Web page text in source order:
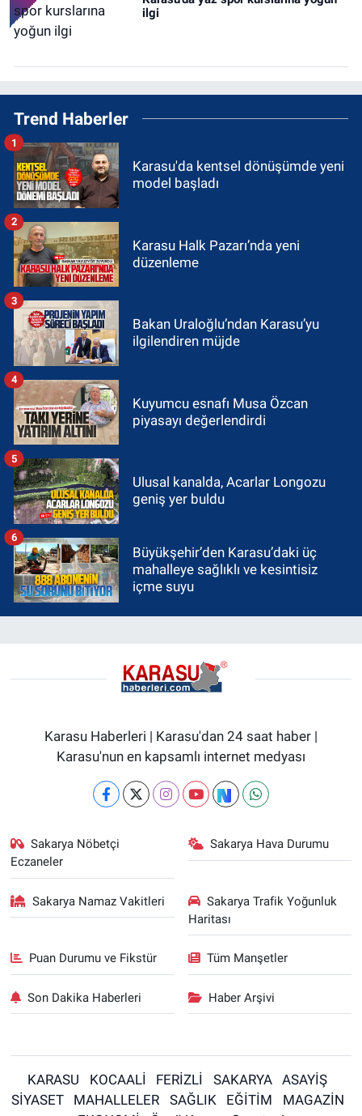
ilgi
Trend Haberler
Karasu'da kentsel dönüşümde yeni
model başladı
1
Karasu Halk Pazarı’nda yeni
düzenleme
2
Bakan Uraloğlu’ndan Karasu’yu
ilgilendiren müjde
3
Kuyumcu esnafı Musa Özcan
piyasayı değerlendirdi
4
Ulusal kanalda, Acarlar Longozu
geniş yer buldu
5
Büyükşehir’den Karasu’daki üç
mahalleye sağlıklı ve kesintisiz
içme suyu
6
Karasu Haberleri | Karasu'dan 24 saat haber |
Karasu'nun en kapsamlı internet medyası
Sakarya Nöbetçi
Eczaneler
Sakarya Hava Durumu
Sakarya Namaz Vakitleri
Sakarya Trafik Yoğunluk
Haritası
Puan Durumu ve Fikstür Tüm Manşetler
Son Dakika Haberleri Haber Arşivi
KARASU KOCAALİ FERİZLİ SAKARYA
ASAYİŞ
SİYASET
MAHALLELER SAĞLIK EĞİTİM
MAGAZİN